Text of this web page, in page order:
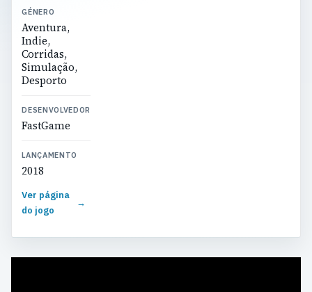
GÉNERO
Aventura,
Indie,
Corridas,
Simulação,
Desporto
DESENVOLVEDOR
FastGame
LANÇAMENTO
2018
Ver página
do jogo
→